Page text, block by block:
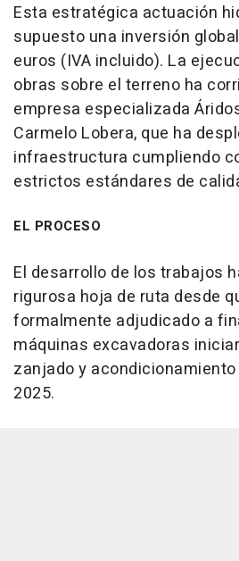
Esta estratégica actuación
supuesto una inversión
euros (IVA incluido). La
obras sobre el terreno ha
empresa especializada
Carmelo Lobera, que ha
infraestructura cumpliendo
estrictos estándares de
EL PROCESO
El desarrollo de los trabajos
rigurosa hoja de ruta desde
formalmente adjudicado a
máquinas excavadoras
zanjado y
2025.